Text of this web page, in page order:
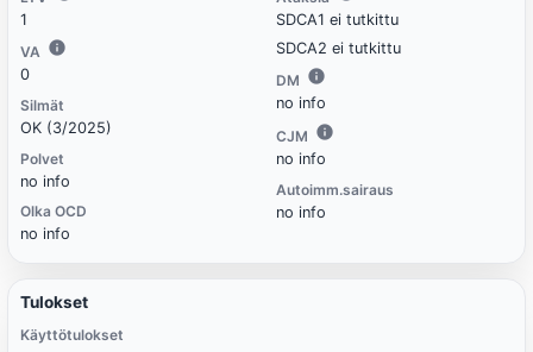
1
VA
0
Silmät
OK (3/2025)
Polvet
no info
Olka OCD
no info
SDCA1 ei tutkittu
SDCA2 ei tutkittu
DM
no info
CJM
no info
Autoimm.sairaus
no info
Tulokset
Käyttötulokset